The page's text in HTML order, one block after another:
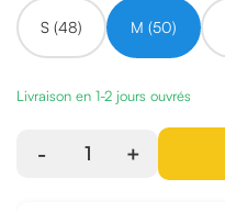
S (48) M (50)
Livraison en 1-2 jours ouvrés
- 1 +